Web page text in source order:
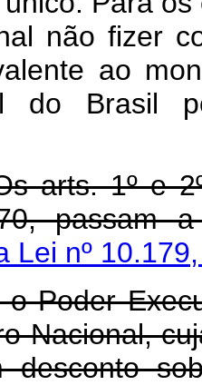
não fizer
ao
do Brasil
arts. 1º e
passam
Lei nº
o Poder
Nacional,
desconto